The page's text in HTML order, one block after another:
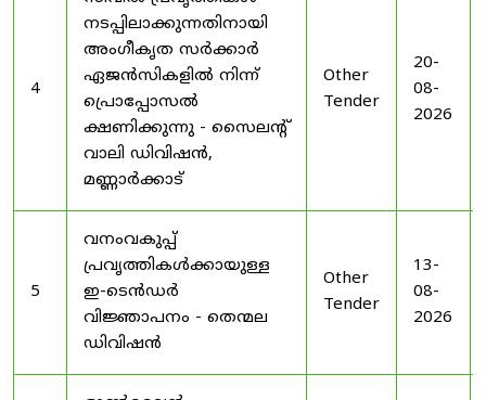
4
നടപ്പിലാക്കുന്നതിനായി
അംഗീകൃത സർക്കാർ
ഏജൻസികളിൽ നിന്ന്
പ്രൊപ്പോസൽ
ക്ഷണിക്കുന്നു - സൈലന്റ്
വാലി ഡിവിഷൻ,
മണ്ണാർക്കാട്
Other
Tender
20-
08-
2026
5
വനംവകുപ്പ്
പ്രവൃത്തികൾക്കായുള്ള
ഇ-ടെൻഡർ
വിജ്ഞാപനം - തെന്മല
ഡിവിഷൻ
Other
Tender
13-
08-
2026